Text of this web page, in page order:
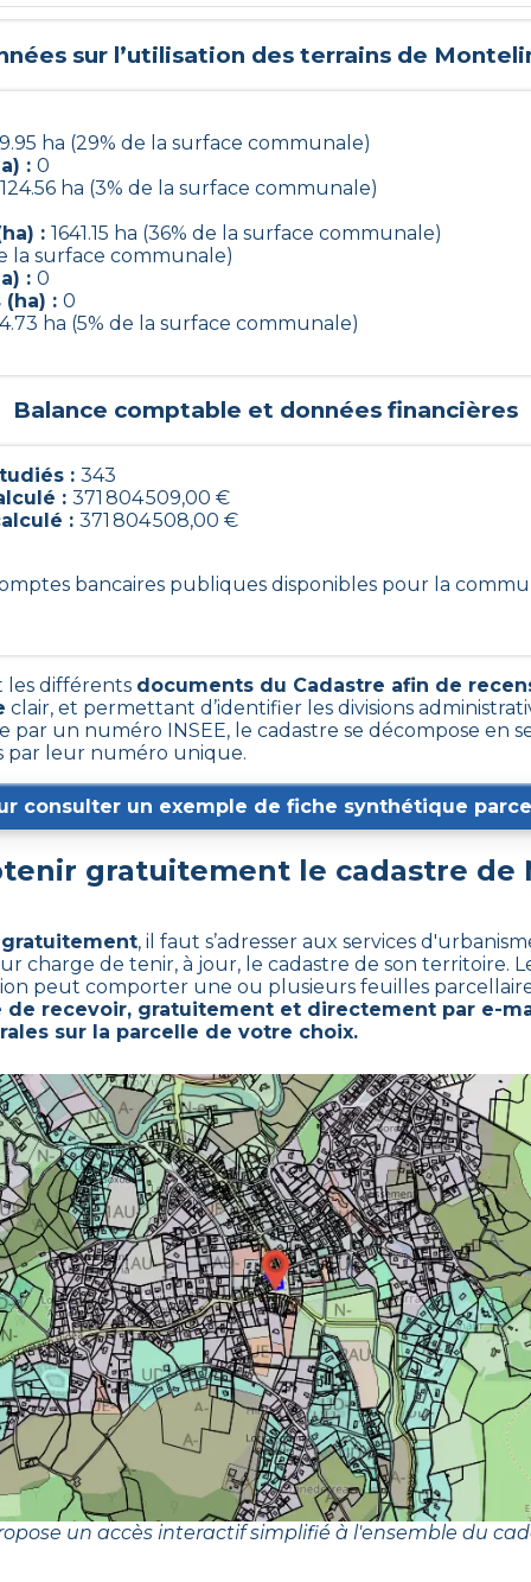
sur l’utilisation des terrains de
ha (29% de la surface communale)
: 0
124.56 ha (3% de la surface communale)
: 1641.15 ha (36% de la surface communale)
la surface communale)
: 0
: 0
ha (5% de la surface communale)
Balance comptable et données financières
: 343
: 371 804 509,00 €
: 371 804 508,00 €
bancaires publiques disponibles pour la
les différents documents du Cadastre afin de
clair, et permettant d’identifier les divisions
un numéro INSEE, le cadastre se décompose en
par leur numéro unique.
consulter un exemple de fiche synthétique
gratuitement le cadastre de
, il faut s’adresser aux services
charge de tenir, à jour, le cadastre de son territoire.
peut comporter une ou plusieurs feuilles
recevoir, gratuitement et directement par e-
sur la parcelle de votre choix.
un accès interactif simplifié à l'ensemble du